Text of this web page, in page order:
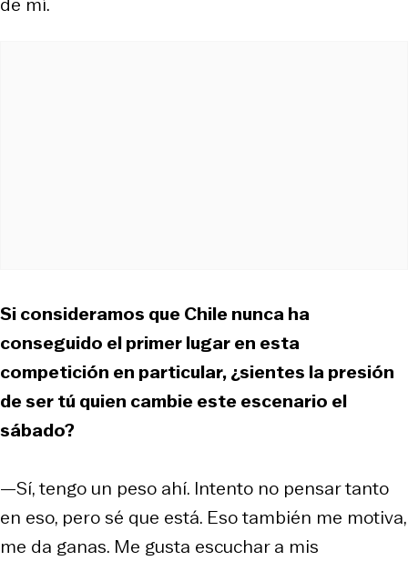
Si consideramos que Chile nunca ha
conseguido el primer lugar en esta
competición en particular, ¿sientes la presión
de ser tú quien cambie este escenario el
sábado?
—Sí, tengo un peso ahí. Intento no pensar tanto
en eso, pero sé que está. Eso también me motiva,
me da ganas. Me gusta escuchar a mis